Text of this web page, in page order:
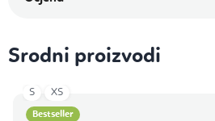
Srodni proizvodi
Bestseller
S XS